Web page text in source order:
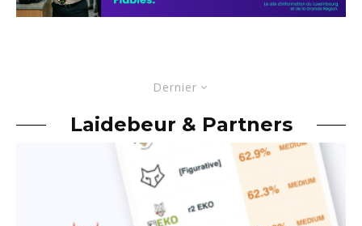
Dernier
Laidebeur & Partners